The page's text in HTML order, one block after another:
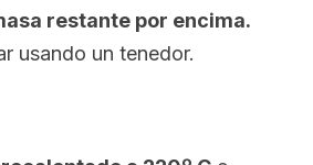
restante por encima.
usando un tenedor.